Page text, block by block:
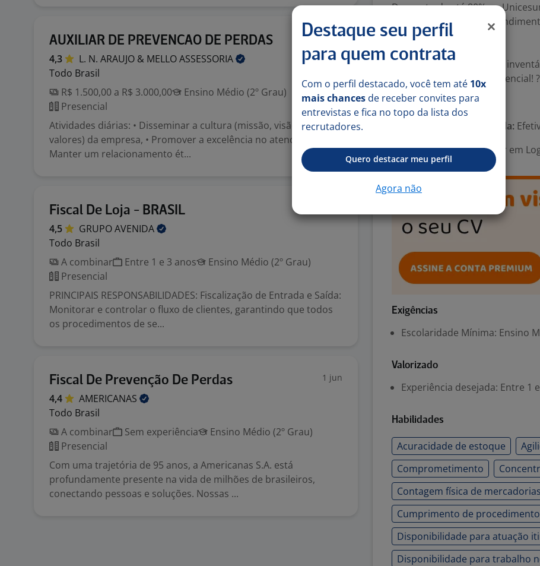
AUXILIAR DE PREVENCAO DE PERDAS 3 ago
4,3 L. N. ARAUJO & MELLOASSESSORIA
Todo Brasil
R$ 1.500,00 a R$ 3.000,00
Ensino Médio (2º Grau)
Presencial
Atividades diárias: • Disseminar a cultura (missão, visão e
valores) da empresa, • Promover a excelência no atendimento, •
Manter um relacionamento ét...
Fiscal De Loja - BRASIL
4,5 GRUPOAVENIDA
Todo Brasil
A combinar
Entre 1 e 3 anos
Ensino Médio (2º Grau)
Presencial
PRINCIPAIS RESPONSABILIDADES: Fiscalização de Entrada e Saída:
Monitorar e controlar o fluxo de clientes, garantindo que todos
os procedimentos de se...
Fiscal De Prevenção De Perdas 1 jun
4,4
AMERICANAS
Todo Brasil
A combinar
Sem experiência
Ensino Médio (2º Grau)
Presencial
Com uma trajetória de 95 anos, a Americanas S.A. está
profundamente presente na vida de milhões de brasileiros,
conectando pessoas e soluções. Nossas ...
Desconto de até 80% na
Desconto de 20% em
Plano de Carreira
Experiência anterior com
e/ou varejo será um diferencial!
Número de vagas:1
Tipo de contrato e Jornada:
Área Profissional:Auxiliar em
Exigências
Escolaridade Mínima: Ensino
Valorizado
Experiência desejada: Entre 1
Habilidades
Acuracidade de estoque
Comprometimento
Contagem física de mercadorias
Cumprimento de
Disponibilidade para atuação
Disponibilidade para trabalho
Destaque seu perfil
para quem contrata
Com o perfil destacado, você tem até 10x
mais chances de receber convites para
entrevistas e fica no topo da lista dos
recrutadores.
Quero destacar meu perfil
Agora não